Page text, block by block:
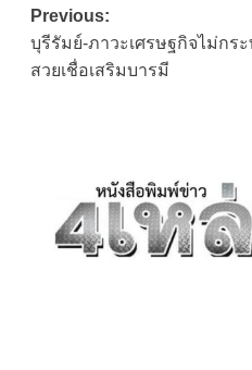
Post
navigation
Previous:
บุรีรัมย์-ภาวะเศรษฐกิจไม่กร
สวยเชื่อเสริมบารมี